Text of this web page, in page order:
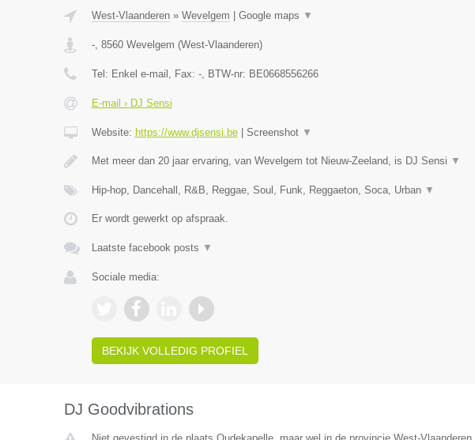
West-Vlaanderen» Wevelgem Google maps ▼
-, 8560 Wevelgem (West-Vlaanderen)
Tel: Enkel e-mail , Fax: -, BTW-nr: BE0668556266
E-mail › DJ Sensi
Website: https://www.djsensi.be| Screenshot ▼
Met meer dan 20 jaar ervaring, van Wevelgem tot Nieuw-Zeeland, is DJ Sensi ▼
Hip-hop, Dancehall, R&B, Reggae, Soul, Funk, Reggaeton, Soca, Urban ▼
Er wordt gewerkt op afspraak.
Laatste facebook posts ▼
Sociale media:
BEKIJK VOLLEDIG PROFIEL
DJ Goodvibrations